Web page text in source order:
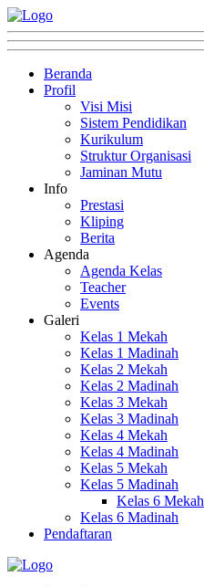
Beranda
Profil
Visi Misi
Sistem Pendidikan
Kurikulum
Struktur Organisasi
Jaminan Mutu
Info
Prestasi
Kliping
Berita
Agenda
Agenda Kelas
Teacher
Events
Galeri
Kelas 1 Mekah
Kelas 1 Madinah
Kelas 2 Mekah
Kelas 2 Madinah
Kelas 3 Mekah
Kelas 3 Madinah
Kelas 4 Mekah
Kelas 4 Madinah
Kelas 5 Mekah
Kelas 5 Madinah
Kelas 6 Mekah
Kelas 6 Madinah
Pendaftaran